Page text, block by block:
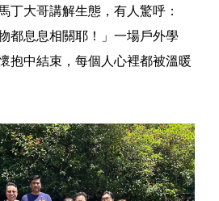
丁大哥講解生態，有人驚呼：
都息息相關耶！」一場戶外學
抱中結束，每個人心裡都被溫暖